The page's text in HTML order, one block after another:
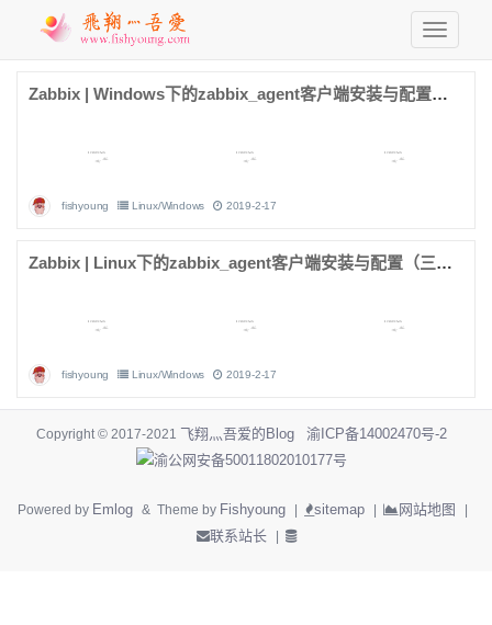
Zabbix | Windows下的zabbix_agent客户端安装与配置（四）
fishyoung Linux/Windows 2019-2-17
Zabbix | Linux下的zabbix_agent客户端安装与配置（三）
fishyoung Linux/Windows 2019-2-17
Copyright © 2017-2021 飞翔灬吾爱的Blog
渝ICP备14002470号-2
渝公网安备50011802010177号
Powered by Emlog & Theme by Fishyoung sitemap 网站地图
联系站长